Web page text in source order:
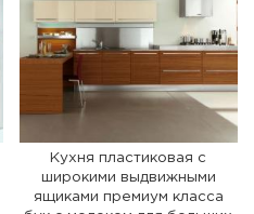
Кухня пластиковая с
широкими выдвижными
ящиками премиум класса